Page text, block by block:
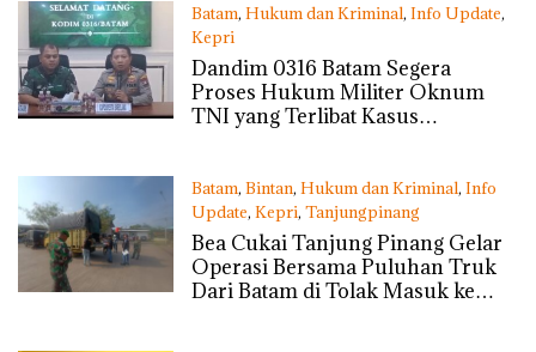
Batam, Hukum dan Kriminal, Info Update,
Kepri
Jumat, 16/08/2024 - 20:43 WIB
Dandim 0316 Batam Segera
Proses Hukum Militer Oknum
TNI yang Terlibat Kasus
Batam, Bintan, Hukum dan Kriminal, Info
Update, Kepri, Tanjungpinang
Sabtu, 27/07/2024 - 08:12 WIB
Bea Cukai Tanjung Pinang Gelar
Operasi Bersama Puluhan Truk
Dari Batam di Tolak Masuk ke